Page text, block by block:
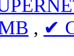
, ✔